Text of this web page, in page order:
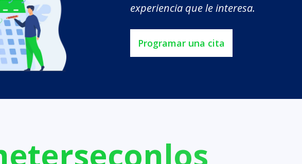
experiencia que le interesa.
Programar una cita
conlos